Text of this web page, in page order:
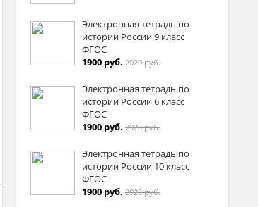
Электронная тетрадь по
истории России 9 класс
ФГОС
1900 руб. 2920 руб.
Электронная тетрадь по
истории России 6 класс
ФГОС
1900 руб. 2920 руб.
Электронная тетрадь по
истории России 10 класс
ФГОС
1900 руб. 2920 руб.